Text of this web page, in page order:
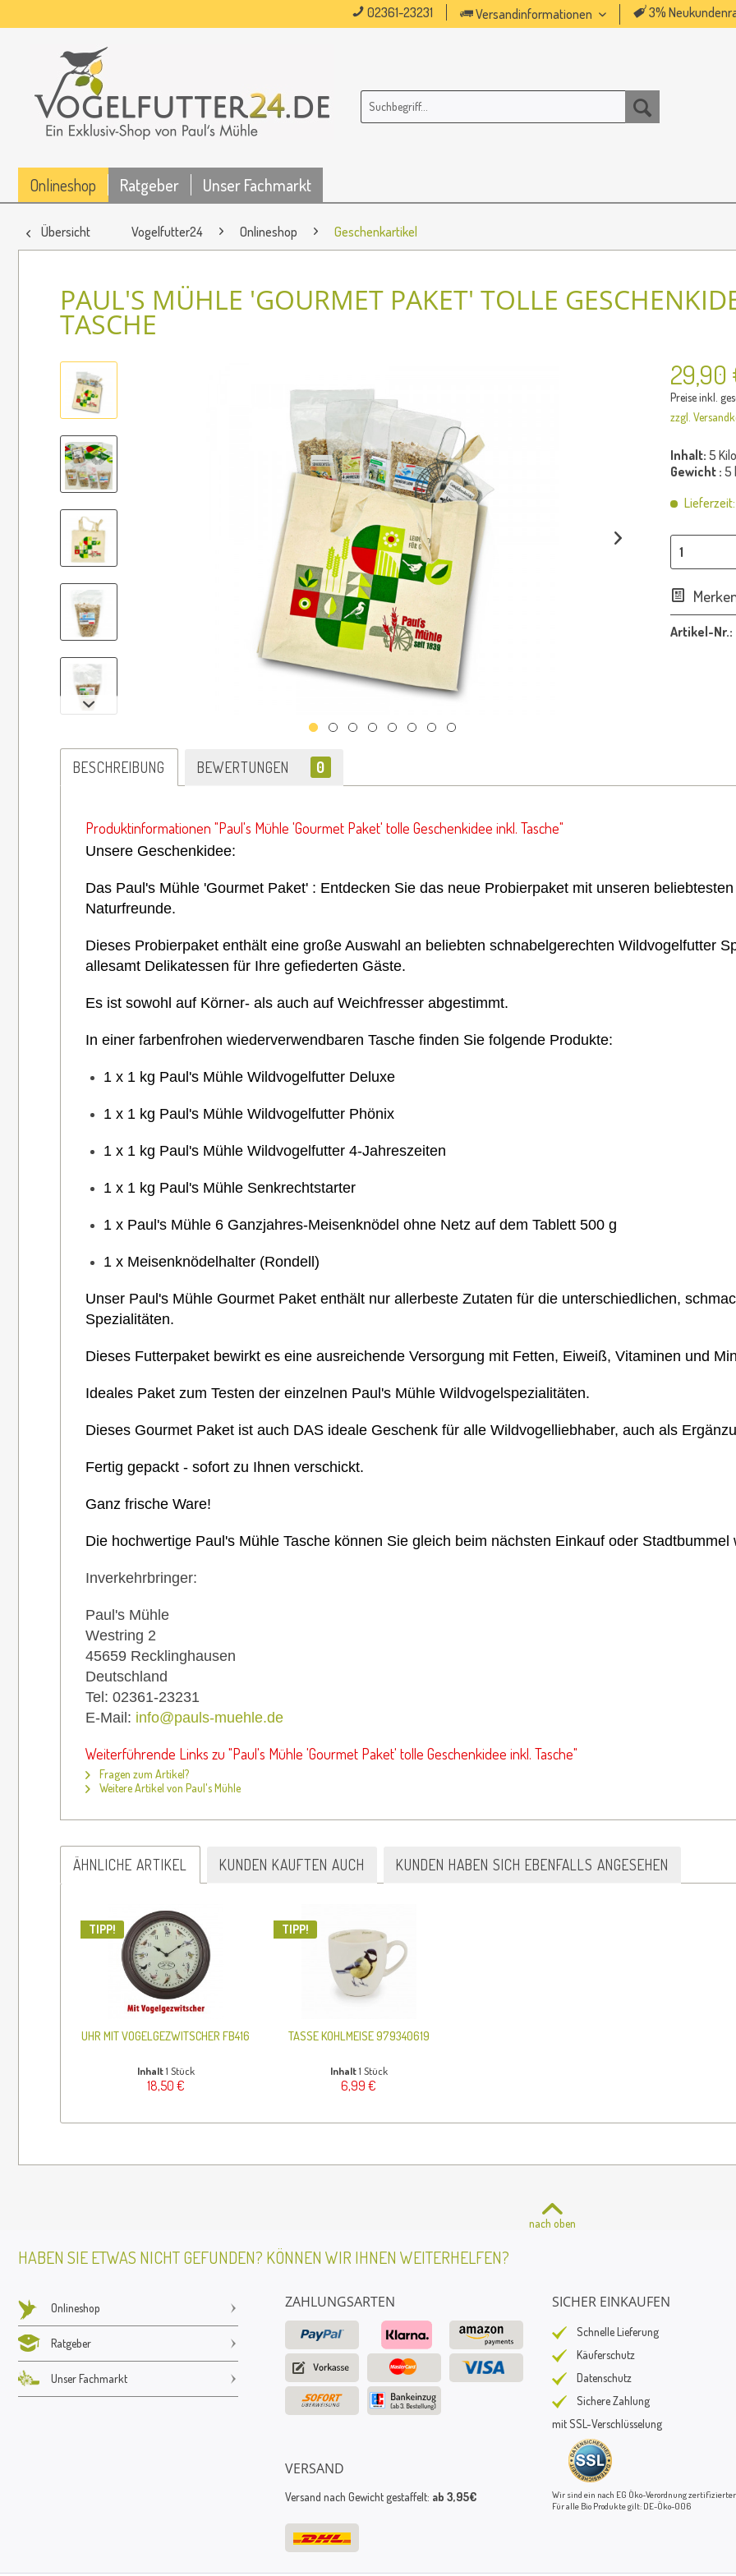
02361-23231 Versandinformationen 3%
Onlineshop Ratgeber Unser Fachmarkt
Übersicht Vogelfutter24 Onlineshop Geschenkartikel
PAUL'S MÜHLE 'GOURMET PAKET' TOLLE
TASCHE
29,90
Preise inkl.
zzgl.
Inhalt: 5
Gewicht : 5
Artikel-Nr.:
BESCHREIBUNG BEWERTUNGEN 0
Produktinformationen "Paul's Mühle 'Gourmet Paket' tolle Geschenkidee inkl. Tasche"
Unsere Geschenkidee:
Das Paul's Mühle 'Gourmet Paket' : Entdecken Sie das neue Probierpaket mit unseren
Naturfreunde.
Dieses Probierpaket enthält eine große Auswahl an beliebten schnabelgerechten Wildvogelfutter
allesamt Delikatessen für Ihre gefiederten Gäste.
Es ist sowohl auf Körner- als auch auf Weichfresser abgestimmt.
In einer farbenfrohen wiederverwendbaren Tasche finden Sie folgende Produkte:
1 x 1 kg Paul's Mühle Wildvogelfutter Deluxe
1 x 1 kg Paul's Mühle Wildvogelfutter Phönix
1 x 1 kg Paul's Mühle Wildvogelfutter 4-Jahreszeiten
1 x 1 kg Paul's Mühle Senkrechtstarter
1 x Paul's Mühle 6 Ganzjahres-Meisenknödel ohne Netz auf dem Tablett 500 g
1 x Meisenknödelhalter (Rondell)
Unser Paul's Mühle Gourmet Paket enthält nur allerbeste Zutaten für die unterschiedlichen,
Spezialitäten.
Dieses Futterpaket bewirkt es eine ausreichende Versorgung mit Fetten, Eiweiß, Vitaminen und
Ideales Paket zum Testen der einzelnen Paul's Mühle Wildvogelspezialitäten.
Dieses Gourmet Paket ist auch DAS ideale Geschenk für alle Wildvogelliebhaber, auch als
Fertig gepackt - sofort zu Ihnen verschickt.
Ganz frische Ware!
Die hochwertige Paul's Mühle Tasche können Sie gleich beim nächsten Einkauf oder Stadtbummel
Inverkehrbringer:
Paul's Mühle
Westring 2
45659 Recklinghausen
Deutschland
Tel: 02361-23231
E-Mail: info@pauls-muehle.de
Weiterführende Links zu "Paul's Mühle 'Gourmet Paket' tolle Geschenkidee inkl. Tasche"
Fragen zum Artikel?
Weitere Artikel von Paul's Mühle
ÄHNLICHE ARTIKEL KUNDEN KAUFTEN AUCH KUNDEN HABEN SICH EBENFALLS ANGESEHEN
TIPP!
UHR MIT VOGELGEZWITSCHER FB416
Inhalt1 Stück
18,50 €
TIPP!
TASSE KOHLMEISE 979340619
Inhalt1 Stück
6,99 €
nach oben
HABEN SIE ETWAS NICHT GEFUNDEN? KÖNNEN WIR IHNEN WEITERHELFEN?
Onlineshop
Ratgeber
Unser Fachmarkt
ZAHLUNGSARTEN
VERSAND
Versand nach Gewicht gestaffelt: ab 3,95€
SICHER EINKAUFEN
Schnelle Lieferung
Käuferschutz
Datenschutz
Sichere Zahlung
mit SSL-Verschlüsselung
Wir sind ein nach EG Öko-Verordnung
Für alle Bio Produkte gilt: DE-Öko-006